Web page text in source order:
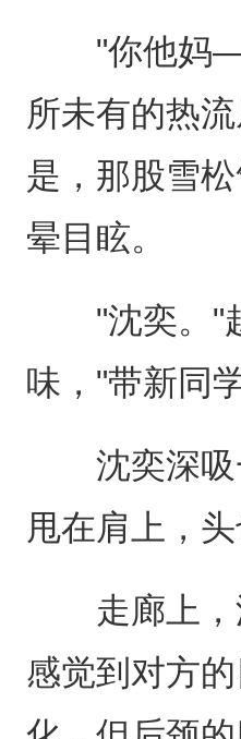
"你他妈
所未有的热
是，那股雪
晕目眩。
"沈奕。"赵
味，"带新同
沈奕深吸
甩在肩上，
走廊上，
感觉到对方